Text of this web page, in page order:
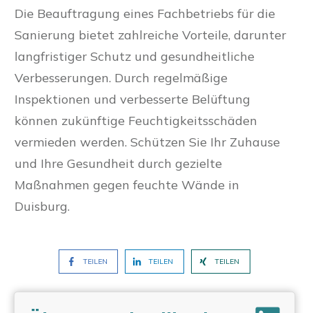
Die Beauftragung eines Fachbetriebs für die
Sanierung bietet zahlreiche Vorteile, darunter
langfristiger Schutz und gesundheitliche
Verbesserungen. Durch regelmäßige
Inspektionen und verbesserte Belüftung
können zukünftige Feuchtigkeitsschäden
vermieden werden. Schützen Sie Ihr Zuhause
und Ihre Gesundheit durch gezielte
Maßnahmen gegen feuchte Wände in
Duisburg.
TEILEN TEILEN TEILEN